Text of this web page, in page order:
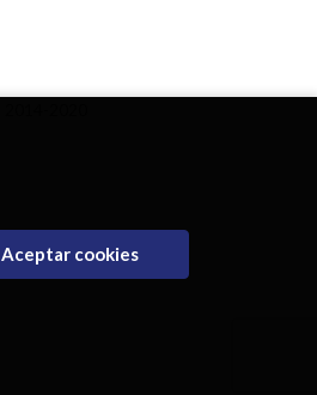
Aceptar cookies